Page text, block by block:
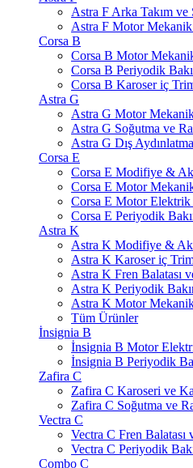
Astra F Arka Takım ve
Astra F Motor Mekanik
Corsa B
Corsa B Motor
Corsa B Periyodik
Corsa B Karoser iç
Astra G
Astra G Motor Mekanik
Astra G Soğutma ve
Astra G Dış
Corsa E
Corsa E Modifiye &
Corsa E Motor
Corsa E Motor Elektrik
Corsa E Periyodik
Astra K
Astra K Modifiye &
Astra K Karoser iç
Astra K Fren Balatası
Astra K Periyodik
Astra K Motor Mekanik
Tüm Ürünler
İnsignia B
İnsignia B Motor
İnsignia B Periyodik
Zafira C
Zafira C Karoseri ve
Zafira C Soğutma ve
Vectra C
Vectra C Fren Balatası
Vectra C Periyodik
Combo C